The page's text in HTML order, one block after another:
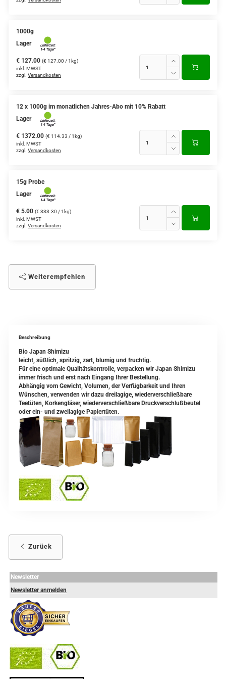
1000g
Lager
€ 127.00 (€ 127.00 / 1kg)
inkl. MWST
zzgl. Versandkosten
12 x 1000g im monatlichen Jahres-Abo mit 10% Rabatt
Lager
€ 1372.00 (€ 114.33 / 1kg)
inkl. MWST
zzgl. Versandkosten
15g Probe
Lager
€ 5.00 (€ 333.30 / 1kg)
inkl. MWST
zzgl. Versandkosten
Weiterempfehlen
Beschreibung
Bio Japan Shimizu
leicht, süßlich, spritzig, zart, blumig und fruchtig.
Für eine optimale Qualitätskontrolle, verpacken wir Japan Shimizu
immer frisch und erst nach Eingang Ihrer Bestellung.
Abhängig vom Gewicht, Volumen, der Verfügbarkeit und Ihren
Wünschen, verwenden wir dazu dreilagige, wiederverschließbare
Teetüten, Korkengläser, wiederverschließbare Druckverschlußbeutel
oder ein- und zweilagige Papiertüten.
Zurück
Newsletter
Newsletter anmelden